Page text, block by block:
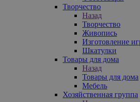
Творчество
Назад
Творчество
Живопись
Изготовление
Шкатулки
Товары для дома
Назад
Товары для дома
Мебель
Хозяйственная группа